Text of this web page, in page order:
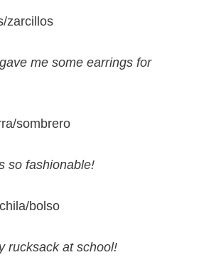
zarcillos
me some earrings for
sombrero
so fashionable!
bolso
rucksack at school!